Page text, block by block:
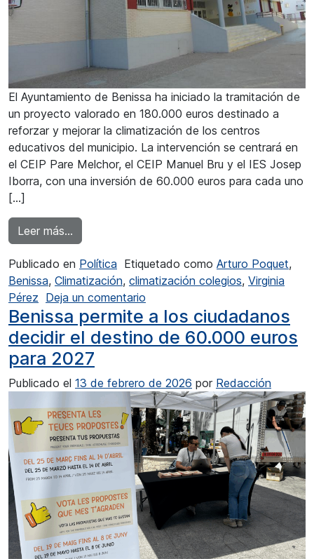
El Ayuntamiento de Benissa ha iniciado la tramitación de
un proyecto valorado en 180.000 euros destinado a
reforzar y mejorar la climatización de los centros
educativos del municipio. La intervención se centrará en
el CEIP Pare Melchor, el CEIP Manuel Bru y el IES Josep
Iborra, con una inversión de 60.000 euros para cada uno
[…]
Leer más…
Publicado en Política Etiquetado como Arturo Poquet,
Benissa, Climatización, climatización colegios, Virginia
Pérez Deja un comentario
Benissa permite a los ciudadanos
decidir el destino de 60.000 euros
para 2027
Publicado el 13 de febrero de 2026 por Redacción